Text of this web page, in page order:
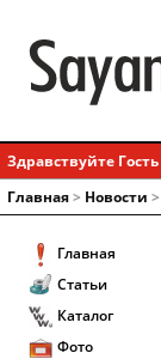
Здравствуйте Гость
Главная> Новости >
Главная
Статьи
Каталог
Фото